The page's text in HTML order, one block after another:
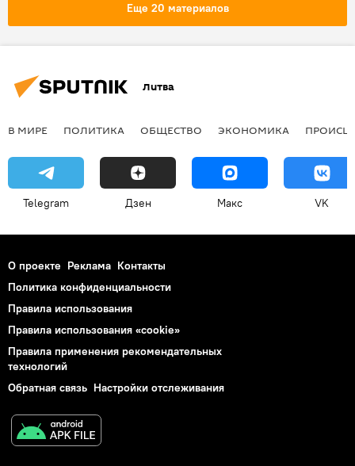
Балтия
Литва
Еще 20 материалов
Литва
В МИРЕ ПОЛИТИКА ОБЩЕСТВО ЭКОНОМИКА
Telegram Дзен Макс VK
О проекте Реклама Контакты
Политика конфиденциальности
Правила использования
Правила использования «cookie»
Правила применения рекомендательных
технологий
Обратная связь Настройки отслеживания